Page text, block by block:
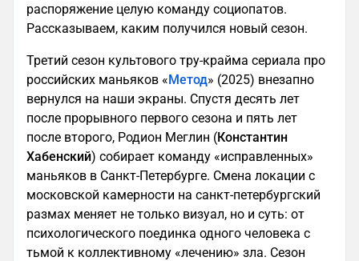
распоряжение целую команду социопатов.
Рассказываем, каким получился новый сезон.
Третий сезон культового тру-крайма сериала про
российских маньяков «Метод» (2025) внезапно
вернулся на наши экраны. Спустя десять лет
после прорывного первого сезона и пять лет
после второго, Родион Меглин (Константин
Хабенский) собирает команду «исправленных»
маньяков в Санкт-Петербурге. Смена локации с
московской камерности на санкт-петербургский
размах меняет не только визуал, но и суть: от
психологического поединка одного человека с
тьмой к коллективному «лечению» зла. Сезон